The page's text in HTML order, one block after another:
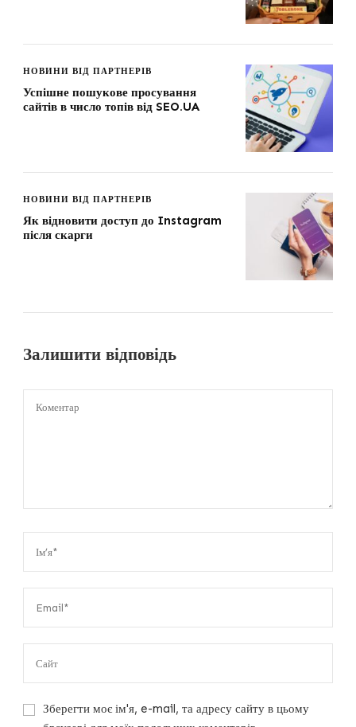
НОВИНИ ВІД ПАРТНЕРІВ
Успішне пошукове просування
сайтів в число топів від SEO.UA
НОВИНИ ВІД ПАРТНЕРІВ
Як відновити доступ до Instagram
після скарги
Залишити відповідь
Зберегти моє ім'я, e-mail, та адресу сайту в цьому